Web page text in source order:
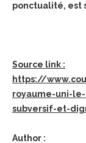
ponctualité, est
Source link :
https://
royaume-uni-
subversif-et-
Author :